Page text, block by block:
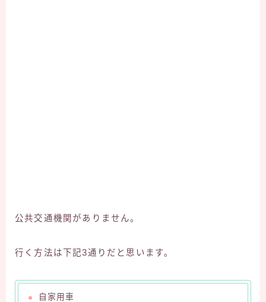
公共交通機関がありません。
行く方法は下記3通りだと思います。
自家用車